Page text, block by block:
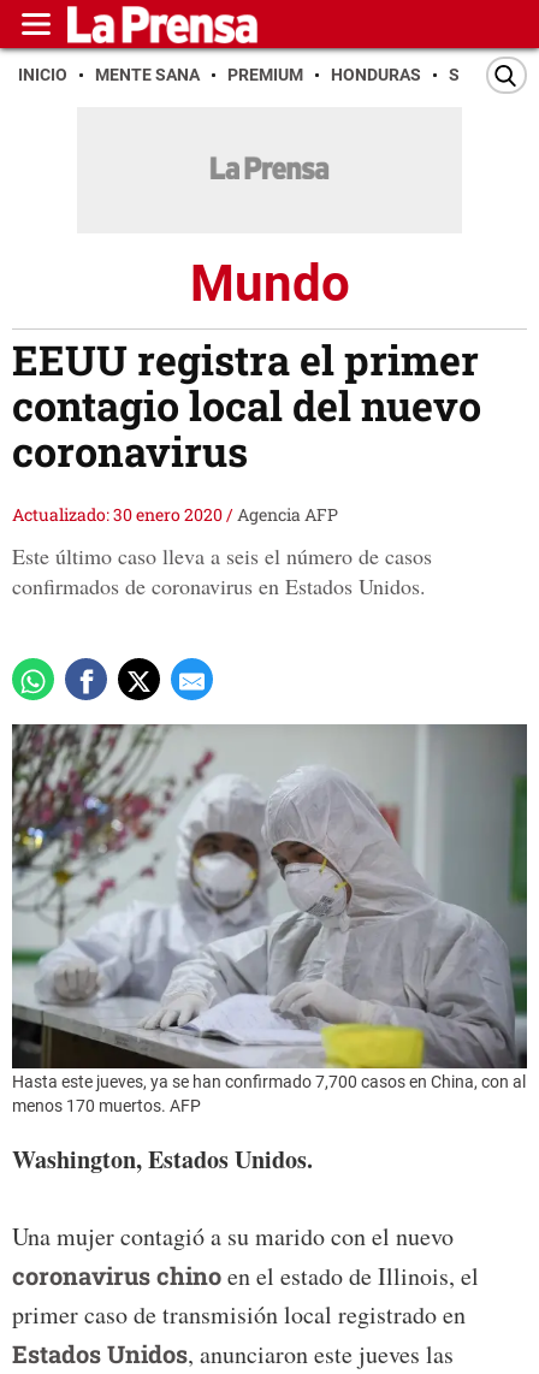
INICIO MENTE SANA PREMIUM HONDURAS SAN PEDRO
Mundo
EEUU registra el primer
contagio local del nuevo
coronavirus
Actualizado: 30 enero 2020/Agencia AFP
Este último caso lleva a seis el número de casos
confirmados de coronavirus en Estados Unidos.
Hasta este jueves, ya se han confirmado 7,700 casos en China, con al
menos 170 muertos. AFP
Washington, Estados Unidos.
Una mujer contagió a su marido con el nuevo
coronavirus chinoen el estado de Illinois, el
primer caso de transmisión local registrado en
Estados Unidos, anunciaron este jueves las